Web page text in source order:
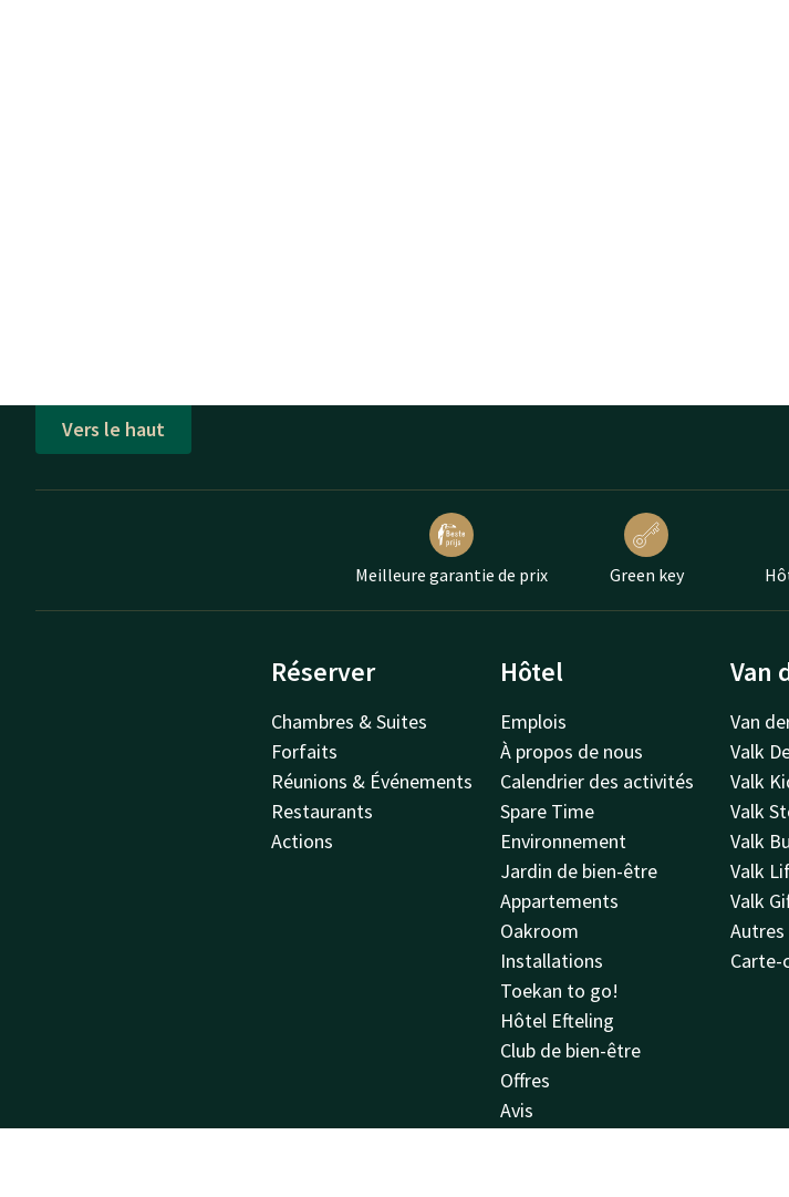
Vers le haut
Meilleure garantie de prix Green key
Réserver
Chambres & Suites
Forfaits
Réunions & Événements
Restaurants
Actions
Hôtel
Emplois
À propos de nous
Calendrier des activités
Spare Time
Environnement
Jardin de bien-être
Appartements
Oakroom
Installations
Toekan to go!
Hôtel Efteling
Club de bien-être
Offres
Avis
Van
Van
Valk
Valk
Valk
Valk
Valk
Valk
Carte-